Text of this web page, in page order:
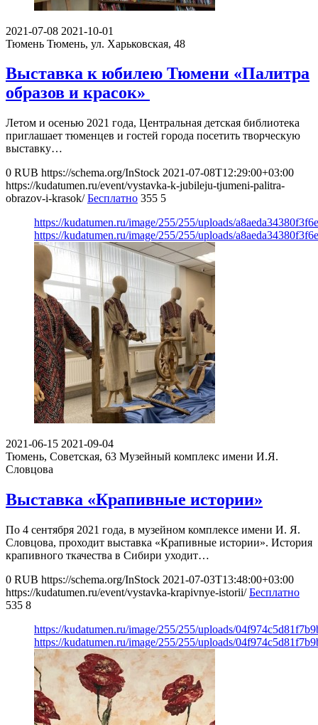
2021-07-08 2021-10-01
Тюмень Тюмень, ул. Харьковская, 48
Выставка к юбилею Тюмени «Палитра
образов и красок»
Летом и осенью 2021 года, Центральная детская библиотека
приглашает тюменцев и гостей города посетить творческую
выставку…
0 RUB https://schema.org/InStock 2021-07-08T12:29:00+03:00
https://kudatumen.ru/event/vystavka-k-jubileju-tjumeni-palitra-
obrazov-i-krasok/ Бесплатно 355 5
https://kudatumen.ru/image/255/255/uploads/
https://kudatumen.ru/image/255/255/uploads/
2021-06-15 2021-09-04
Тюмень, Советская, 63 Музейный комплекс имени И.Я.
Словцова
Выставка «Крапивные истории»
По 4 сентября 2021 года, в музейном комплексе имени И. Я.
Словцова, проходит выставка «Крапивные истории». История
крапивного ткачества в Сибири уходит…
0 RUB https://schema.org/InStock 2021-07-03T13:48:00+03:00
https://kudatumen.ru/event/vystavka-krapivnye-istorii/ Бесплатно
535 8
https://kudatumen.ru/image/255/255/uploads/
https://kudatumen.ru/image/255/255/uploads/